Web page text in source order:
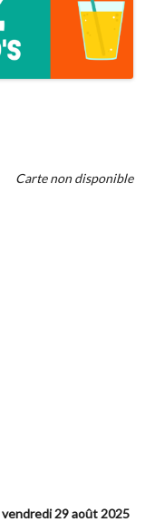
Carte non disponible
vendredi 29 août 2025